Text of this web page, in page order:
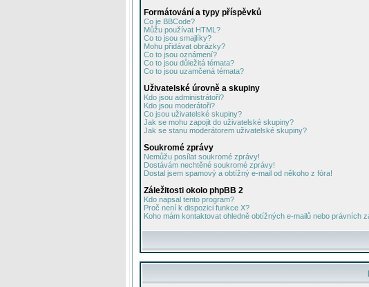
Formátování a typy příspěvků
Co je BBCode?
Můžu používat HTML?
Co to jsou smajlíky?
Mohu přidávat obrázky?
Co to jsou oznámení?
Co to jsou důležitá témata?
Co to jsou uzamčená témata?
Uživatelské úrovně a skupiny
Kdo jsou administrátoři?
Kdo jsou moderátoři?
Co jsou uživatelské skupiny?
Jak se mohu zapojit do uživatelské skupiny?
Jak se stanu moderátorem uživatelské skupiny?
Soukromé zprávy
Nemůžu posílat soukromé zprávy!
Dostávám nechtěné soukromé zprávy!
Dostal jsem spamový a obtížný e-mail od někoho z fóra!
Záležitosti okolo phpBB 2
Kdo napsal tento program?
Proč není k dispozici funkce X?
Koho mám kontaktovat ohledně obtížných e-mailů nebo právních